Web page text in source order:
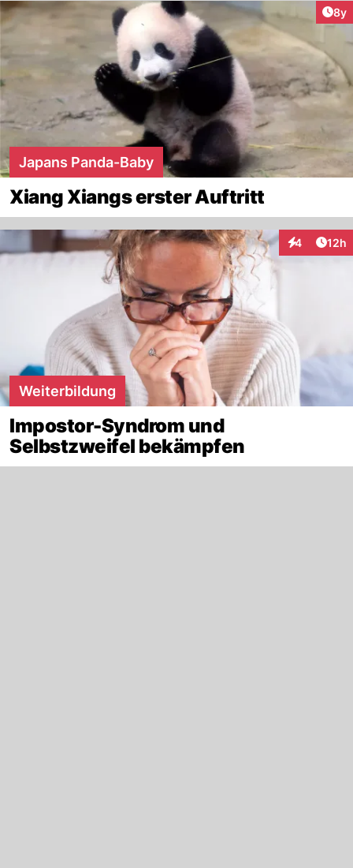
8y
Japans Panda-Baby
Xiang Xiangs erster Auftritt
4
Interaktionen
12h
Weiterbildung
Impostor-Syndrom und
Selbstzweifel bekämpfen